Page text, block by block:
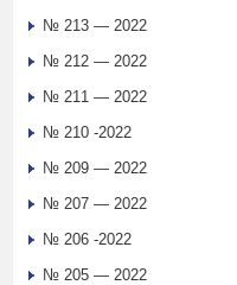
№ 213 — 2022
№ 212 — 2022
№ 211 — 2022
№ 210 -2022
№ 209 — 2022
№ 207 — 2022
№ 206 -2022
№ 205 — 2022